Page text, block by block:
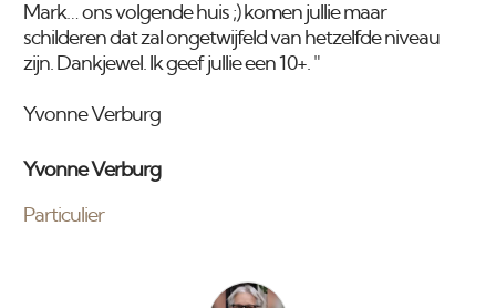
Mark… ons volgende huis ;) komen jullie maar
schilderen dat zal ongetwijfeld van hetzelfde niveau
zijn. Dankjewel. Ik geef jullie een 10+. "
Yvonne Verburg
Yvonne Verburg
Particulier